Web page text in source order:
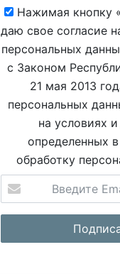
Нажимая кнопку
даю свое согласие
персональных
с Законом
21 мая 2013
персональных
на условиях
определенных
обработку